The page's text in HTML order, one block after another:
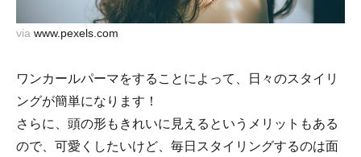
via www.pexels.com
ワンカールパーマをすることによって、日々のスタイリ
ングが簡単になります！
さらに、頭の形もきれいに見えるというメリットもある
ので、可愛くしたいけど、毎日スタイリングするのは面